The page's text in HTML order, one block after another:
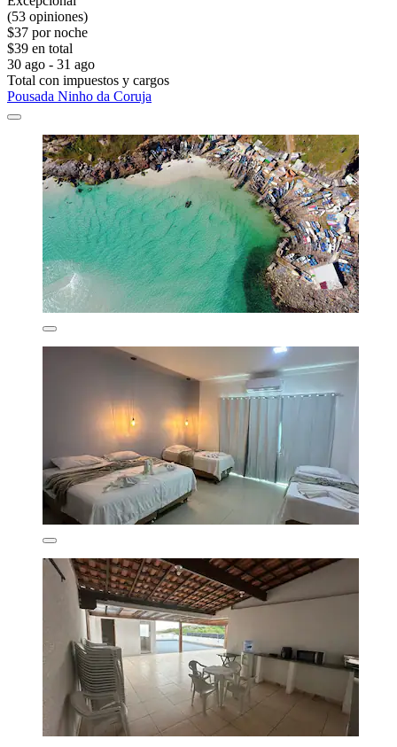
(53 opiniones)
$37 por noche
$39 en total
30 ago - 31 ago
Total con impuestos y cargos
Pousada Ninho da Coruja